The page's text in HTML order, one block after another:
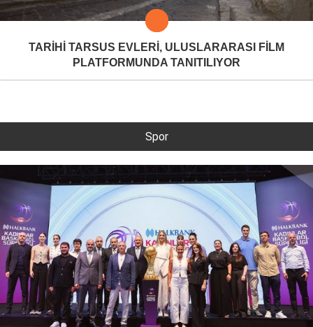
TARİHİ TARSUS EVLERİ, ULUSLARARASI FİLM
PLATFORMUNDA TANITILIYOR
Spor